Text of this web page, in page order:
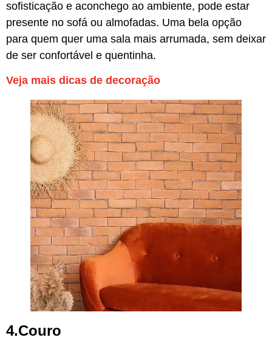
sofisticação e aconchego ao ambiente, pode estar
presente no sofá ou almofadas. Uma bela opção
para quem quer uma sala mais arrumada, sem deixar
de ser confortável e quentinha.
Veja mais dicas de decoração
4.Couro